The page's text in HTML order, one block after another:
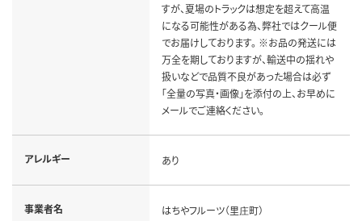
すが、夏場のトラックは想定を超えて高温
になる可能性がある為、弊社ではクール便
でお届けしております。 ※お品の発送には
万全を期しておりますが、輸送中の揺れや
扱いなどで品質不良があった場合は必ず
「全量の写真・画像」を添付の上、お早めに
メールでご連絡ください。
アレルギー あり
事業者名 はちやフルーツ（里庄町）